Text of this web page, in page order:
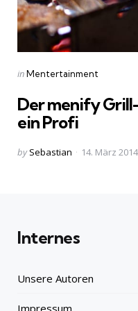
Categories
Posted
inMentertainment
Der menify
ein Profi
Posted
by Sebastian 14. März 2014
Internes
Unsere Autoren